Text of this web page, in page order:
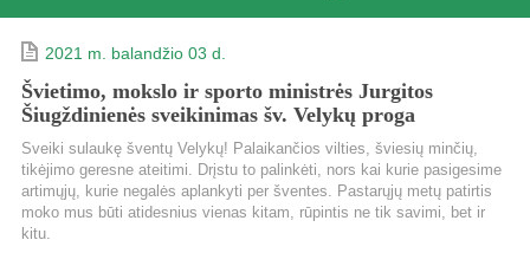
2021 m. balandžio 03 d.
Švietimo, mokslo ir sporto ministrės Jurgitos
Šiugždinienės sveikinimas šv. Velykų proga
Sveiki sulaukę šventų Velykų! Palaikančios vilties, šviesių minčių,
tikėjimo geresne ateitimi. Drįstu to palinkėti, nors kai kurie pasigesime
artimųjų, kurie negalės aplankyti per šventes. Pastarųjų metų patirtis
moko mus būti atidesnius vienas kitam, rūpintis ne tik savimi, bet ir
kitu.